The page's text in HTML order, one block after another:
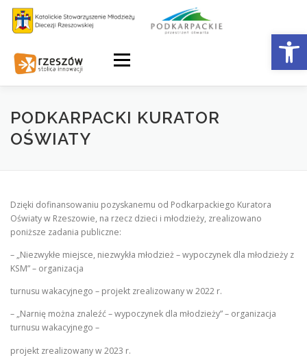
Skip
content
Menu
PODKARPACKI KURATOR
OŚWIATY
Dzięki dofinansowaniu pozyskanemu od Podkarpackiego Kuratora
Oświaty w Rzeszowie, na rzecz dzieci i młodzieży, zrealizowano
poniższe zadania publiczne:
– „Niezwykłe miejsce, niezwykła młodzież – wypoczynek dla młodzieży z
KSM” – organizacja
turnusu wakacyjnego – projekt zrealizowany w 2022 r.
– „Narnię można znaleźć – wypoczynek dla młodzieży” – organizacja
turnusu wakacyjnego –
projekt zrealizowany w 2023 r.